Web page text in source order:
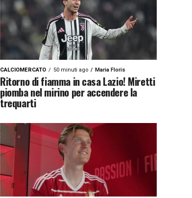
CALCIOMERCATO 50 minuti ago Maria Floris
Ritorno di fiamma in casa Lazio! Miretti
piomba nel mirino per accendere la
trequarti